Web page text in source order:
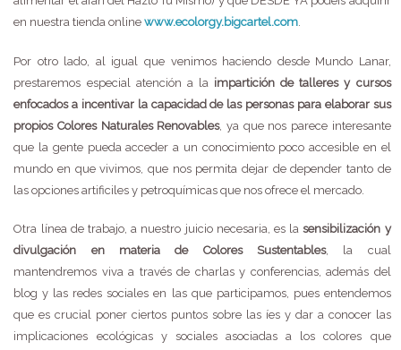
en nuestra tienda onlinewww.ecolorgy.bigcartel.com.
Por otro lado, al igual que venimos haciendo desde Mundo Lanar,
prestaremos especial atención a la impartición de talleres y cursos
enfocados a incentivar la capacidad de las personas para elaborar sus
propios Colores Naturales Renovables, ya que nos parece interesante
que la gente pueda acceder a un conocimiento poco accesible en el
mundo en que vivimos, que nos permita dejar de depender tanto de
las opciones artificiles y petroquímicas que nos ofrece el mercado.
Otra línea de trabajo, a nuestro juicio necesaria, es lasensibilización y
divulgación en materia de Colores Sustentables, la cual
mantendremos viva a través de charlas y conferencias, además del
blog y las redes sociales en las que participamos, pues entendemos
que es crucial poner ciertos puntos sobre las íes y dar a conocer las
implicaciones ecológicas y sociales asociadas a los colores que